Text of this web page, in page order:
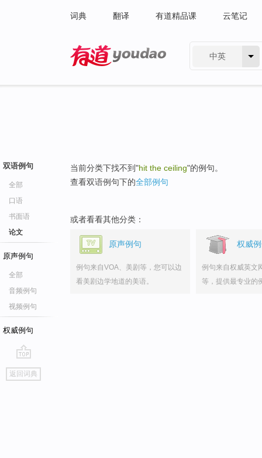
词典 翻译 有道精品课 云笔记
中英
双语例句
全部
口语
书面语
论文
原声例句
全部
音频例句
视频例句
权威例句
go
top
返回词典
当前分类下找不到"hit the ceiling"的例句。
查看双语例句下的全部例句
或者看看其他分类：
原声例句
例句来自VOA、美剧等，您可以边
看美剧边学地道的美语。
权威
例句来自权威英文
等，提供最专业的